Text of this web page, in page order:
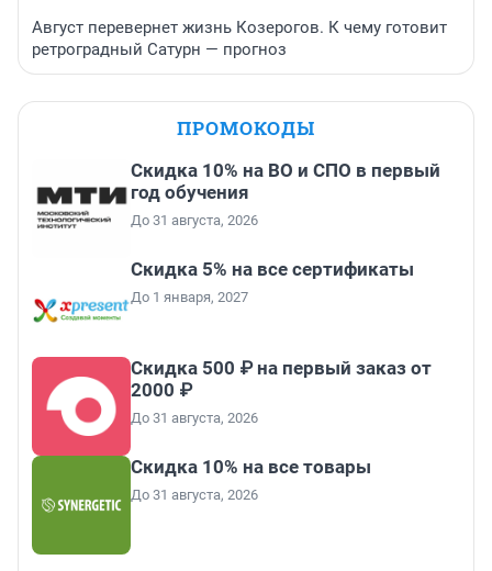
Август перевернет жизнь Козерогов. К чему готовит
ретроградный Сатурн — прогноз
ПРОМОКОДЫ
Скидка 10% на ВО и СПО в первый
год обучения
До 31 августа, 2026
Скидка 5% на все сертификаты
До 1 января, 2027
Скидка 500 ₽ на первый заказ от
2000 ₽
До 31 августа, 2026
Скидка 10% на все товары
До 31 августа, 2026